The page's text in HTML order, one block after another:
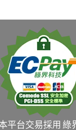
平台交易採用 綠